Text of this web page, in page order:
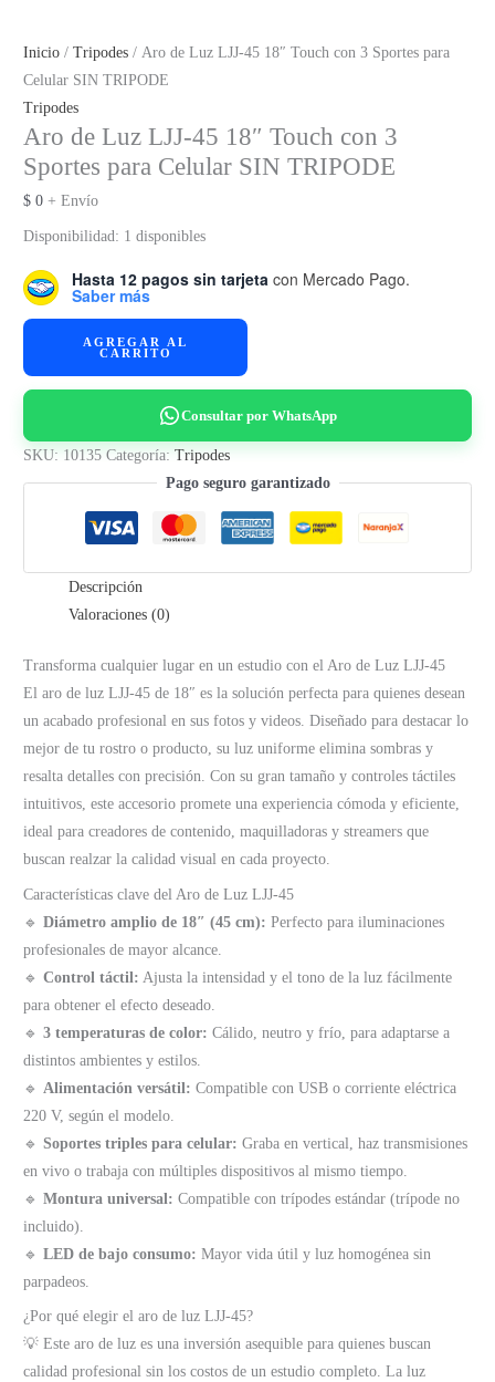
Inicio /Tripodes / Aro de Luz LJJ-45 18″ Touch con 3 Sportes para
Celular SIN TRIPODE
Tripodes
Aro de Luz LJJ-45 18″ Touch con 3
Sportes para Celular SIN TRIPODE
$ 0 + Envío
Disponibilidad: 1 disponibles
Hasta 12 pagos sin tarjeta con Mercado Pago.
Saber más
Aro
Luz
45
Sportes
SIN
TRIPODE
cantidad
AGREGAR AL
CARRITO
Consultar por WhatsApp
SKU: 10135 Categoría:Tripodes
Pago seguro garantizado
Descripción
Valoraciones (0)
Transforma cualquier lugar en un estudio con el Aro de Luz LJJ-45
El aro de luz LJJ-45 de 18″ es la solución perfecta para quienes desean
un acabado profesional en sus fotos y videos. Diseñado para destacar lo
mejor de tu rostro o producto, su luz uniforme elimina sombras y
resalta detalles con precisión. Con su gran tamaño y controles táctiles
intuitivos, este accesorio promete una experiencia cómoda y eficiente,
ideal para creadores de contenido, maquilladoras y streamers que
buscan realzar la calidad visual en cada proyecto.
Características clave del Aro de Luz LJJ-45
🔹Diámetro amplio de 18″ (45 cm): Perfecto para iluminaciones
profesionales de mayor alcance.
🔹Control táctil: Ajusta la intensidad y el tono de la luz fácilmente
para obtener el efecto deseado.
🔹3 temperaturas de color: Cálido, neutro y frío, para adaptarse a
distintos ambientes y estilos.
🔹 Alimentación versátil: Compatible con USB o corriente eléctrica
220 V, según el modelo.
🔹Soportes triples para celular: Graba en vertical, haz transmisiones
en vivo o trabaja con múltiples dispositivos al mismo tiempo.
🔹Montura universal: Compatible con trípodes estándar (trípode no
incluido).
🔹LED de bajo consumo: Mayor vida útil y luz homogénea sin
parpadeos.
¿Por qué elegir el aro de luz LJJ-45?
💡 Este aro de luz es una inversión asequible para quienes buscan
calidad profesional sin los costos de un estudio completo. La luz